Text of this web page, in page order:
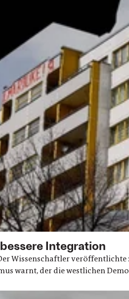
Integration
Wissenschaftler
warnt, der die westlichen